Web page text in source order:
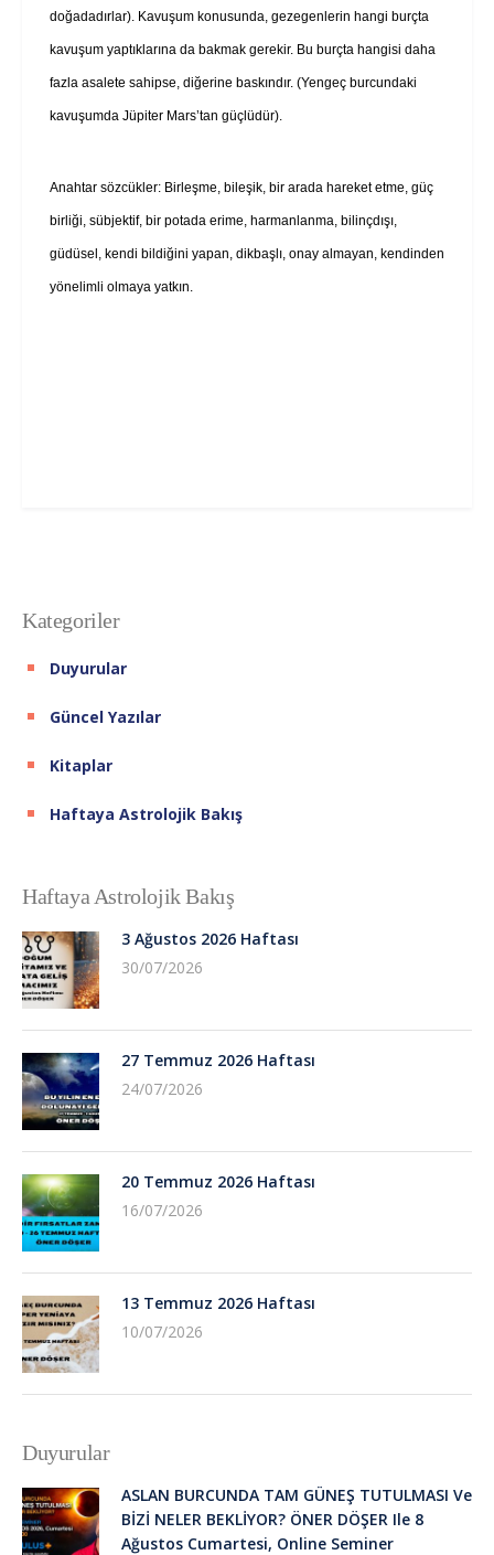
doğadadırlar). Kavuşum konusunda, gezegenlerin hangi burçta
kavuşum yaptıklarına da bakmak gerekir. Bu burçta hangisi daha
fazla asalete sahipse, diğerine baskındır. (Yengeç burcundaki
kavuşumda Jüpiter Mars’tan güçlüdür).
Anahtar sözcükler: Birleşme, bileşik, bir arada hareket etme, güç
birliği, sübjektif, bir potada erime, harmanlanma, bilinçdışı,
güdüsel, kendi bildiğini yapan, dikbaşlı, onay almayan, kendinden
yönelimli olmaya yatkın.
Kategoriler
Duyurular
Güncel Yazılar
Kitaplar
Haftaya Astrolojik Bakış
Haftaya Astrolojik Bakış
3 Ağustos 2026 Haftası
30/07/2026
27 Temmuz 2026 Haftası
24/07/2026
20 Temmuz 2026 Haftası
16/07/2026
13 Temmuz 2026 Haftası
10/07/2026
Duyurular
ASLAN BURCUNDA TAM GÜNEŞ TUTULMASI Ve
BİZİ NELER BEKLİYOR? ÖNER DÖŞER Ile 8
Ağustos Cumartesi, Online Seminer